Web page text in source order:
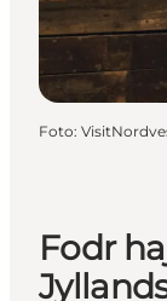
Foto:
Fodr